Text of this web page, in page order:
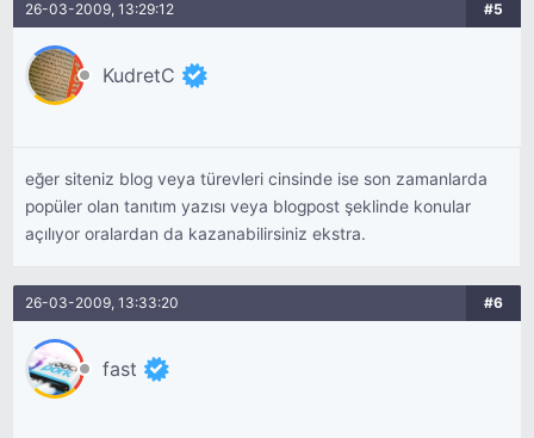
26-03-2009, 13:29:12 #5
KudretC
eğer siteniz blog veya türevleri cinsinde ise son zamanlarda
popüler olan tanıtım yazısı veya blogpost şeklinde konular
açılıyor oralardan da kazanabilirsiniz ekstra.
26-03-2009, 13:33:20 #6
fast